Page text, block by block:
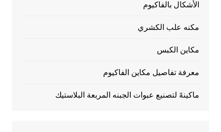
الأشكال بالفاكيوم
مكنه علب الكشري
مكاين الكبس
معرفة تفاصيل مكاين الفاكيوم
ماكينهً لتصنيع عبوات الجبنه المربعة البلاستيك